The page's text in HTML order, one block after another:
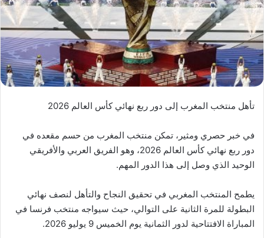
تأهل منتخب المغرب إلى دور ربع نهائي كأس العالم 2026
في خبر حصري ومثير، تمكن منتخب المغرب من حسم مقعده في
دور ربع نهائي كأس العالم 2026، وهو الفريق العربي والأفريقي
الوحيد الذي وصل إلى هذا الدور المهم.
يطمح المنتخب المغربي في تحقيق النجاح والتأهل لنصف نهائي
البطولة للمرة الثانية على التوالي، حيث سيواجه منتخب فرنسا في
المباراة الافتتاحية لدور الثمانية يوم الخميس 9 يوليو 2026.